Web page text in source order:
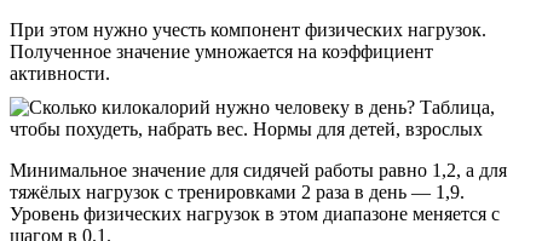
При этом нужно учесть компонент физических нагрузок.
Полученное значение умножается на коэффициент
активности.
Минимальное значение для сидячей работы равно 1,2, а для
тяжёлых нагрузок с тренировками 2 раза в день — 1,9.
Уровень физических нагрузок в этом диапазоне меняется с
шагом в 0.1.